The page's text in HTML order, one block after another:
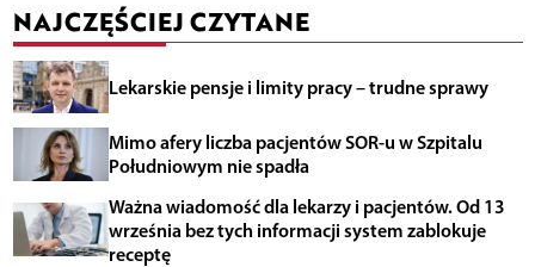
NAJCZĘŚCIEJ CZYTANE
Lekarskie pensje i limity pracy – trudne sprawy
Mimo afery liczba pacjentów SOR-u w Szpitalu
Południowym nie spadła
Ważna wiadomość dla lekarzy i pacjentów. Od 13
września bez tych informacji system zablokuje
receptę